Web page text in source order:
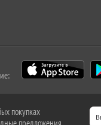
покупках